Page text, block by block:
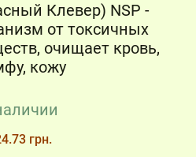
Клевер) NSP -
от токсичных
очищает кровь,
кожу
грн.